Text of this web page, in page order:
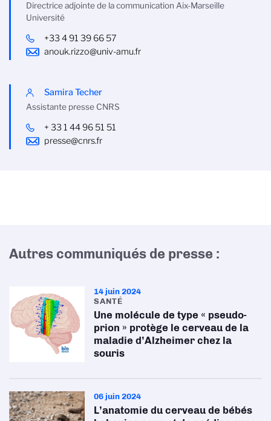
Directrice adjointe de la communication Aix-Marseille
Université
+33 4 91 39 66 57
anouk.rizzo@univ-amu.fr
Samira Techer
Assistante presse CNRS
+ 33 1 44 96 51 51
presse@cnrs.fr
Autres communiqués de presse :
14 juin 2024
SANTÉ
Une molécule de type « pseudo-
prion » protège le cerveau de la
maladie d’Alzheimer chez la
souris
06 juin 2024
L’anatomie du cerveau de bébés